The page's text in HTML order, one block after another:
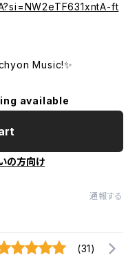
ft
Music!✨
available
の方向け
通報する
(31)